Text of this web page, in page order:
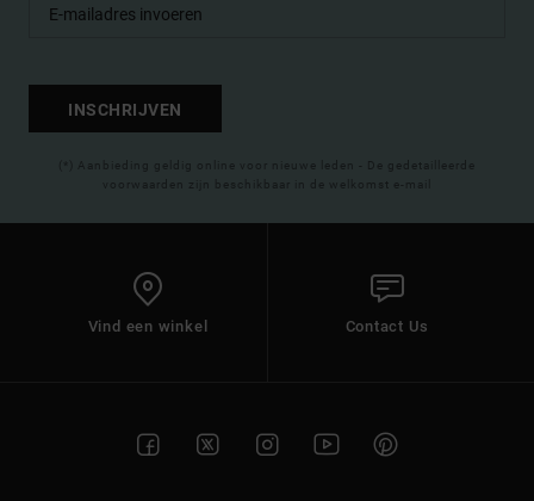
INSCHRIJVEN
(*) Aanbieding geldig online voor nieuwe leden - De gedetailleerde
voorwaarden zijn beschikbaar in de welkomst e-mail
Vind een winkel Contact Us